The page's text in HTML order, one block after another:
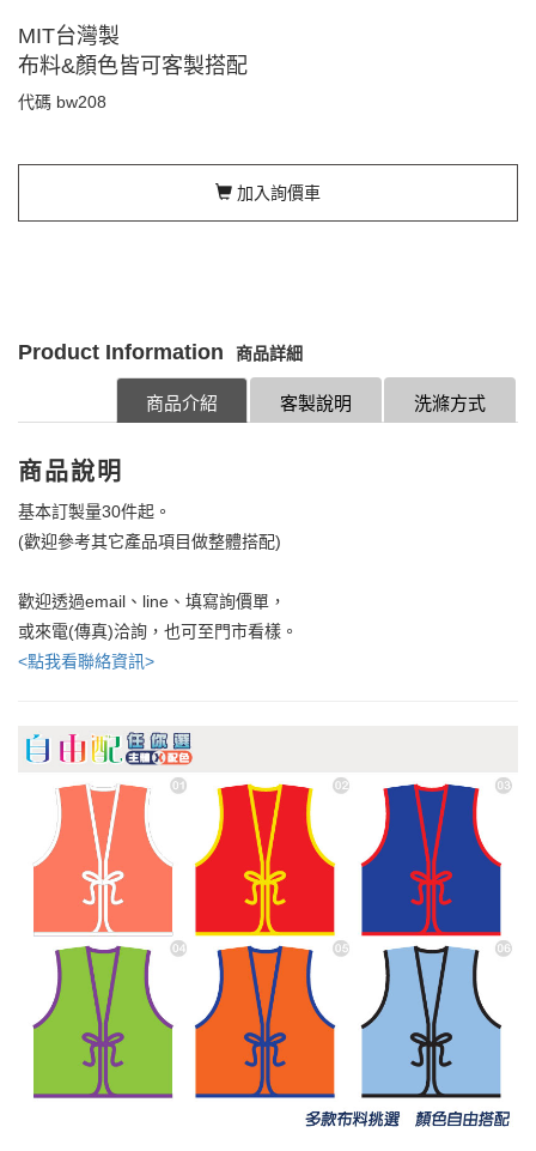
MIT台灣製
布料&顏色皆可客製搭配
代碼 bw208
加入詢價車
Product Information 商品詳細
洗滌方式
客製說明
商品介紹
商品說明
基本訂製量30件起。
(歡迎參考其它產品項目做整體搭配)
歡迎透過email、line、填寫詢價單，
或來電(傳真)洽詢，也可至門市看樣。
<點我看聯絡資訊>